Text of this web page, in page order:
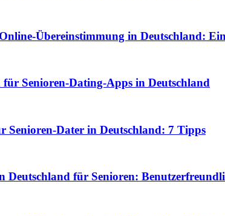
Übereinstimmung in Deutschland:
Senioren-Dating-Apps in Deutschland
Senioren-Dater in Deutschland: 7 Tipps
Deutschland für Senioren: